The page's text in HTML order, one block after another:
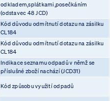
odkladem,splátkami,posečkáním
(odstavec 48 JCD)
Kód důvodu odmítnutí dotazu na zásilku
CL184
Kód důvodu odmítnutí dotazu na zásilku
CL184
Indikace seznamu odpadů v němž se
příslušné zboží nachází (JCD31)
Kód způsobu využití odpadů